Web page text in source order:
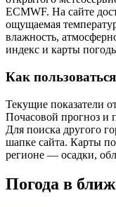
ECMWF. На сайте
ощущаемая
влажность,
индекс и карты
Как
Текущие показатели
Почасовой прогноз и
Для поиска другого
шапке сайта. Карты
регионе — осадки,
Погода в